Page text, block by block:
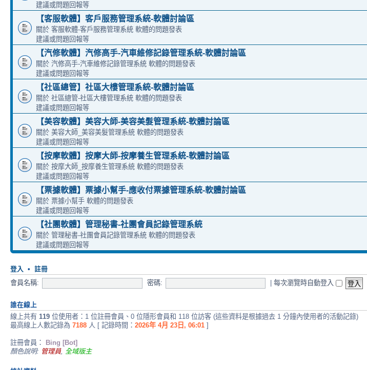
建議或問題回報等
【客服軟體】客戶服務管理系統-軟體討論區
關於 客服軟體-客戶服務管理系統 軟體的問題發表
建議或問題回報等
【汽修軟體】汽修高手-汽車維修記錄管理系統-軟體討論區
關於 汽修高手-汽車維修記錄管理系統 軟體的問題發表
建議或問題回報等
【社區總管】社區大樓管理系統-軟體討論區
關於 社區總管-社區大樓管理系統 軟體的問題發表
建議或問題回報等
【美容軟體】美容大師-美容美髮管理系統-軟體討論區
關於 美容大師_美容美髮管理系統 軟體的問題發表
建議或問題回報等
【按摩軟體】按摩大師-按摩養生管理系統-軟體討論區
關於 按摩大師_按摩養生管理系統 軟體的問題發表
建議或問題回報等
【票據軟體】票據小幫手-應收付票據管理系統-軟體討論區
關於 票據小幫手 軟體的問題發表
建議或問題回報等
【社團軟體】管理秘書-社團會員記錄管理系統
關於 管理秘書-社團會員記錄管理系統 軟體的問題發表
建議或問題回報等
登入 • 註冊
會員名稱: 密碼: |每次瀏覽時自動登入
誰在線上
線上共有 119 位使用者：1 位註冊會員、0 位隱形會員和 118 位訪客 (這些資料是根據過去 1 分鐘內使用者的活動記錄)
最高線上人數記錄為 7188 人 [ 記錄時間： 2026年 4月 23日, 06:01 ]
註冊會員：
Bing [Bot]
顏色說明: 管理員, 全域版主